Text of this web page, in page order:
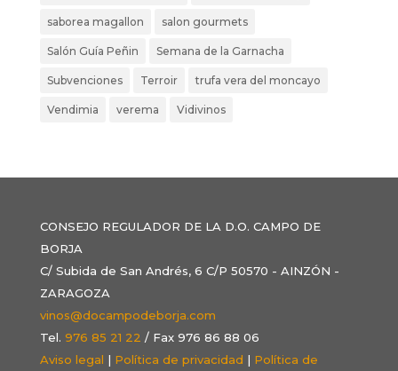
saborea magallon salon gourmets
Salón Guía Peñin Semana de la Garnacha
Subvenciones Terroir trufa vera del moncayo
Vendimia verema Vidivinos
CONSEJO REGULADOR DE LA D.O. CAMPO DE
BORJA
C/ Subida de San Andrés, 6 C/P 50570 - AINZÓN -
ZARAGOZA
vinos@docampodeborja.com
Tel. 976 85 21 22 / Fax 976 86 88 06
Aviso legal | Política de privacidad | Política de